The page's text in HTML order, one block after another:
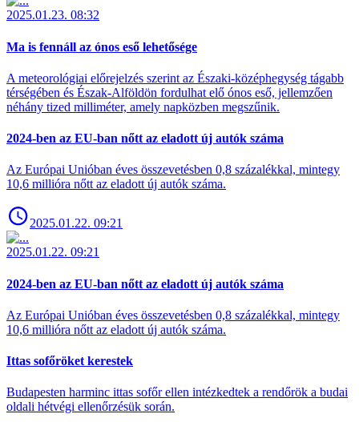
2025.01.23. 08:32
Ma is fennáll az ónos eső lehetősége
A meteorológiai előrejelzés szerint az Északi-középhegység tágabb
térségében és Észak-Alföldön fordulhat elő ónos eső, jellemzően
néhány tized milliméter, amely napközben megszűnik.
2024-ben az EU-ban nőtt az eladott új autók száma
Az Európai Unióban éves összevetésben 0,8 százalékkal, mintegy
10,6 millióra nőtt az eladott új autók száma.
2025.01.22. 09:21
2025.01.22. 09:21
2024-ben az EU-ban nőtt az eladott új autók száma
Az Európai Unióban éves összevetésben 0,8 százalékkal, mintegy
10,6 millióra nőtt az eladott új autók száma.
Ittas sofőröket kerestek
Budapesten harminc ittas sofőr ellen intézkedtek a rendőrök a budai
oldali hétvégi ellenőrzésük során.